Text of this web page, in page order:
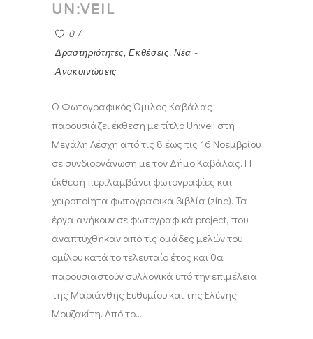
UN:VEIL
0
Δραστηριότητες,Εκθέσεις, Νέα -
Ανακοινώσεις
Ο Φωτογραφικός Όμιλος Καβάλας
παρουσιάζει έκθεση με τίτλο Un:veil στη
Μεγάλη Λέσχη από τις 8 έως τις 16 Νοεμβρίου
σε συνδιοργάνωση με τον Δήμο Καβάλας. Η
έκθεση περιλαμβάνει φωτογραφίες και
χειροποίητα φωτογραφικά βιβλία (zine). Τα
έργα ανήκουν σε φωτογραφικά project, που
αναπτύχθηκαν από τις ομάδες μελών του
ομίλου κατά το τελευταίο έτος και θα
παρουσιαστούν συλλογικά υπό την επιμέλεια
της Μαριάνθης Ευθυμίου και της Ελένης
Μουζακίτη. Από το